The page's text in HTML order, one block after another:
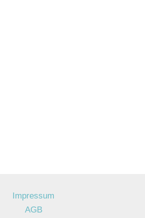
Impressum
AGB